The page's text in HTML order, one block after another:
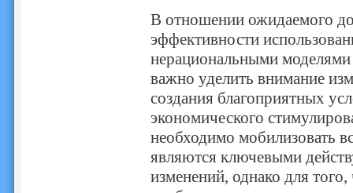
В отношении ожидаемого
эффективности
нерациональными
важно уделить внимание
создания благоприятных
экономического
необходимо мобилизовать
являются ключевыми
изменений, однако для